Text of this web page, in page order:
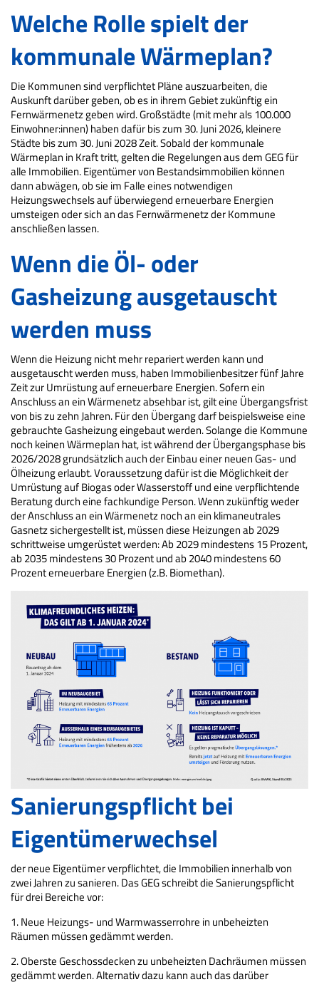
Welche Rolle spielt der
kommunale Wärmeplan?
Die Kommunen sind verpflichtet Pläne auszuarbeiten, die
Auskunft darüber geben, ob es in ihrem Gebiet zukünftig ein
Fernwärmenetz geben wird. Großstädte (mit mehr als 100.000
Einwohner:innen) haben dafür bis zum 30. Juni 2026, kleinere
Städte bis zum 30. Juni 2028 Zeit. Sobald der kommunale
Wärmeplan in Kraft tritt, gelten die Regelungen aus dem GEG für
alle Immobilien. Eigentümer von Bestandsimmobilien können
dann abwägen, ob sie im Falle eines notwendigen
Heizungswechsels auf überwiegend erneuerbare Energien
umsteigen oder sich an das Fernwärmenetz der Kommune
anschließen lassen.
Wenn die Öl- oder
Gasheizung ausgetauscht
werden muss
Wenn die Heizung nicht mehr repariert werden kann und
ausgetauscht werden muss, haben Immobilienbesitzer fünf Jahre
Zeit zur Umrüstung auf erneuerbare Energien. Sofern ein
Anschluss an ein Wärmenetz absehbar ist, gilt eine Übergangsfrist
von bis zu zehn Jahren. Für den Übergang darf beispielsweise eine
gebrauchte Gasheizung eingebaut werden. Solange die Kommune
noch keinen Wärmeplan hat, ist während der Übergangsphase bis
2026/2028 grundsätzlich auch der Einbau einer neuen Gas- und
Ölheizung erlaubt. Voraussetzung dafür ist die Möglichkeit der
Umrüstung auf Biogas oder Wasserstoff und eine verpflichtende
Beratung durch eine fachkundige Person. Wenn zukünftig weder
der Anschluss an ein Wärmenetz noch an ein klimaneutrales
Gasnetz sichergestellt ist, müssen diese Heizungen ab 2029
schrittweise umgerüstet werden: Ab 2029 mindestens 15 Prozent,
ab 2035 mindestens 30 Prozent und ab 2040 mindestens 60
Prozent erneuerbare Energien (z.B. Biomethan).
Sanierungspflicht bei
Eigentümerwechsel
der neue Eigentümer verpflichtet, die Immobilien innerhalb von
zwei Jahren zu sanieren. Das GEG schreibt die Sanierungspflicht
für drei Bereiche vor:
1. Neue Heizungs- und Warmwasserrohre in unbeheizten
Räumen müssen gedämmt werden.
2. Oberste Geschossdecken zu unbeheizten Dachräumen müssen
gedämmt werden. Alternativ dazu kann auch das darüber